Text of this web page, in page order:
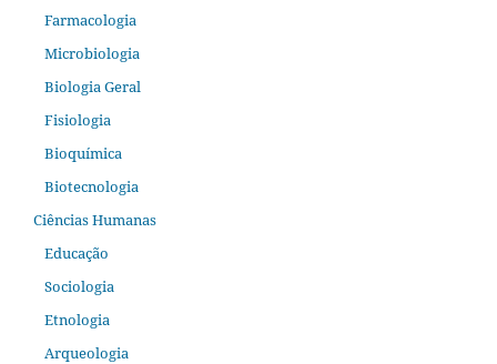
Farmacologia
Microbiologia
Biologia Geral
Fisiologia
Bioquímica
Biotecnologia
Ciências Humanas
Educação
Sociologia
Etnologia
Arqueologia